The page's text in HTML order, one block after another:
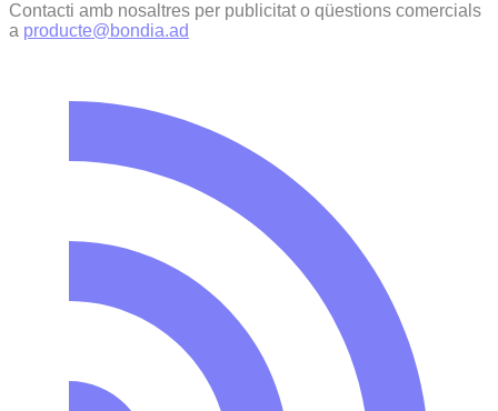
Contacti amb nosaltres per publicitat o qüestions comercials
a producte@bondia.ad